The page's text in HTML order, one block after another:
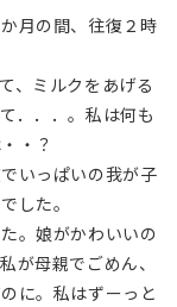
月の間、往復２時
、ミルクをあげる
．．．。私は何も
・？
いっぱいの我が子
した。
。娘がかわいいの
が母親でごめん、
に。私はずーっと